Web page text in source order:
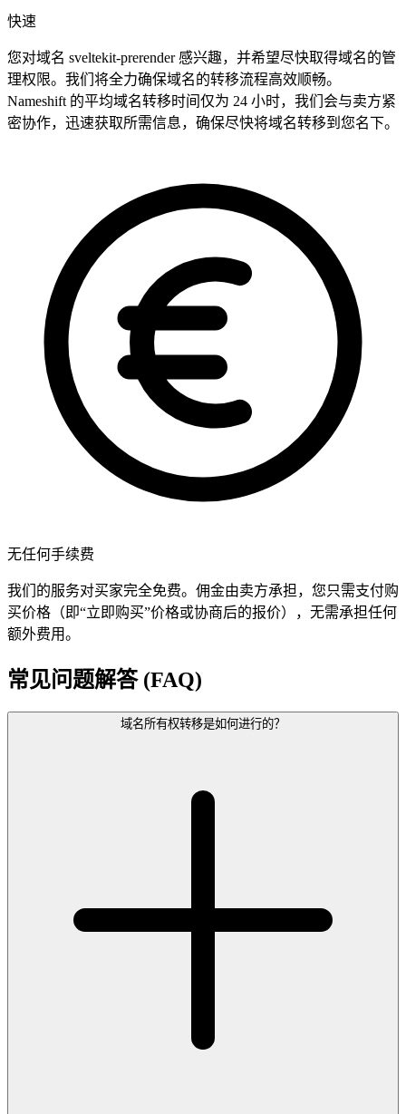
快速
您对域名 sveltekit-prerender 感兴趣，并希望尽快取得域名的管
理权限。我们将全力确保域名的转移流程高效顺畅。
Nameshift 的平均域名转移时间仅为 24 小时，我们会与卖方紧
密协作，迅速获取所需信息，确保尽快将域名转移到您名下。
无任何手续费
我们的服务对买家完全免费。佣金由卖方承担，您只需支付购
买价格（即“立即购买”价格或协商后的报价），无需承担任何
额外费用。
常见问题解答 (FAQ)
域名所有权转移是如何进行的？